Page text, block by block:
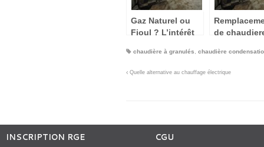
Gaz Naturel ou
Fioul ? L’intérêt
d’énergie
de
d’énergie
chaudière à granulés chaudière
Quelle alternative au chauffage électrique
INSCRIPTION RGE CGU